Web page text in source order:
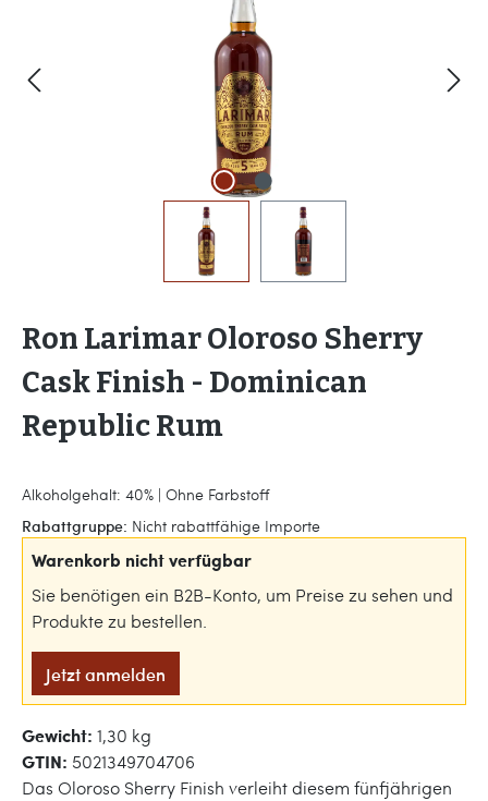
Ron Larimar Oloroso Sherry
Cask Finish - Dominican
Republic Rum
Alkoholgehalt: 40% | Ohne Farbstoff
Rabattgruppe: Nicht rabattfähige Importe
Warenkorb nicht verfügbar
Sie benötigen ein B2B-Konto, um Preise zu sehen und
Produkte zu bestellen.
Jetzt anmelden
Gewicht: 1,30 kg
GTIN: 5021349704706
Das Oloroso Sherry Finish verleiht diesem fünfjährigen